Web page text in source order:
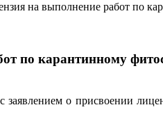
на выполнение работ по
по карантинному
о присвоении